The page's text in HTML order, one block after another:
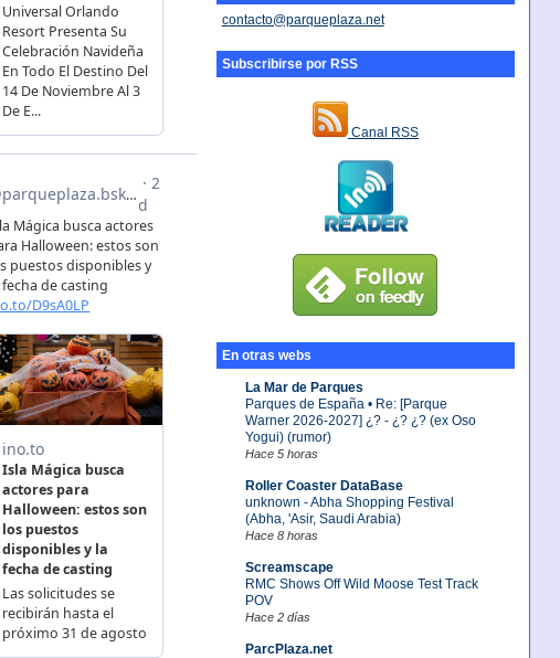
contacto@parqueplaza.net
Subscribirse por RSS
Canal RSS
En otras webs
La Mar de Parques
Parques de España • Re: [Parque
Warner 2026-2027] ¿? - ¿? ¿? (ex Oso
Yogui) (rumor)
Hace 5 horas
Roller Coaster DataBase
unknown - Abha Shopping Festival
(Abha, 'Asir, Saudi Arabia)
Hace 8 horas
Screamscape
RMC Shows Off Wild Moose Test Track
POV
Hace 2 días
ParcPlaza.net